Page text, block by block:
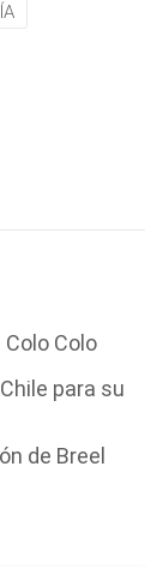
Colo
para su
de Breel